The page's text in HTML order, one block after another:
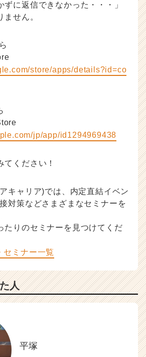
ずに返信できなかった・・・」
ません。
store/apps/details?id=co
jp/app/id1294969438
ください！
キャリア)では、内定直結イベン
対策などさまざまなセミナーを
たりのセミナーを見つけてくだ
セミナー一覧
人
平塚